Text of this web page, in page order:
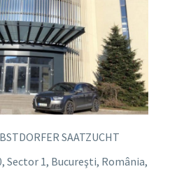
SAATZUCHT
Sector 1, Bucureşti, România,